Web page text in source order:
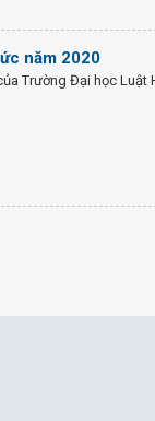
năm 2020
Trường Đại học Luật